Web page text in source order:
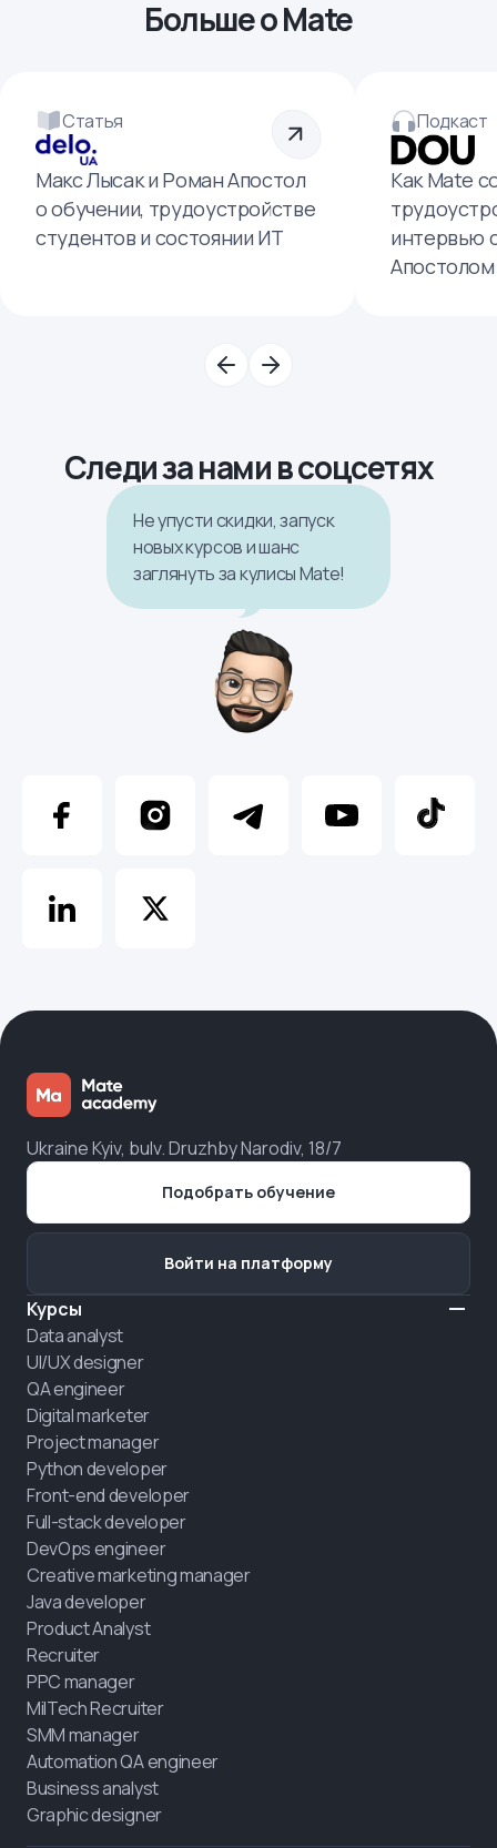
Больше о Mate
Статья
Макс Лысак и Роман Апостол
о обучении, трудоустройстве
студентов и состоянии ИТ
Подкаст
Как Mate
интервью
Апостолом
Следи за нами в соцсетях
Не упусти скидки, запуск
новых курсов и шанс
заглянуть за кулисы Mate!
Ukraine Kyiv, bulv. Druzhby Narodiv, 18/7
Курсы
Data analyst
UI/UX designer
QA engineer
Digital marketer
Project manager
Python developer
Front-end developer
Full-stack developer
DevOps engineer
Creative marketing manager
Java developer
Product Analyst
Recruiter
PPC manager
MilTech Recruiter
SMM manager
Automation QA engineer
Business analyst
Graphic designer
Подобрать обучение
Войти на платформу